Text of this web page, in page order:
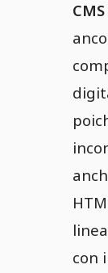
CMS
con